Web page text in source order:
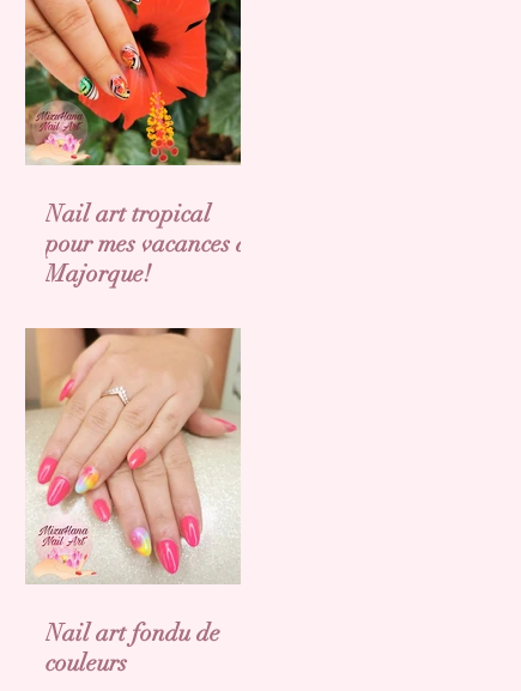
Nail art tropical
pour mes vacances a
Majorque!
Nail art fondu de
couleurs